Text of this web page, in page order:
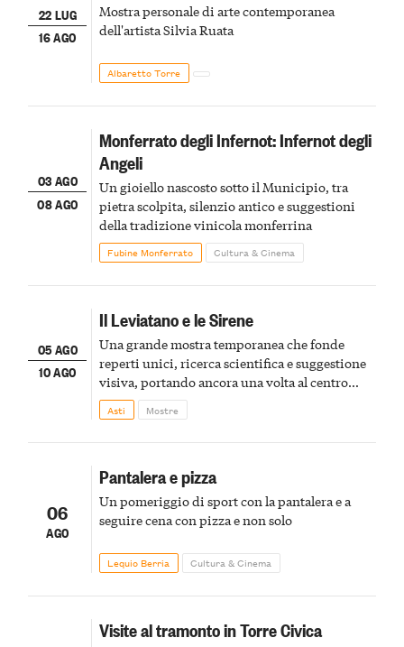
22 LUG
16 AGO
Mostra personale di arte contemporanea
dell'artista Silvia Ruata
Albaretto Torre
03 AGO
08 AGO
Monferrato degli Infernot: Infernot degli
Angeli
Un gioiello nascosto sotto il Municipio, tra
pietra scolpita, silenzio antico e suggestioni
della tradizione vinicola monferrina
Fubine Monferrato Cultura & Cinema
05 AGO
10 AGO
Il Leviatano e le Sirene
Una grande mostra temporanea che fonde
reperti unici, ricerca scientifica e suggestione
visiva, portando ancora una volta al centro
della scena le meraviglie del passato astigiano
Asti Mostre
06
AGO
Pantalera e pizza
Un pomeriggio di sport con la pantalera e a
seguire cena con pizza e non solo
Lequio Berria Cultura & Cinema
Visite al tramonto in Torre Civica